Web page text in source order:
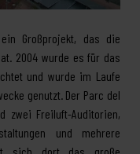
Großprojekt, das die
2004 wurde es für das
und wurde im Laufe
genutzt. Der Parc del
zwei Freiluft-Auditorien,
und mehrere